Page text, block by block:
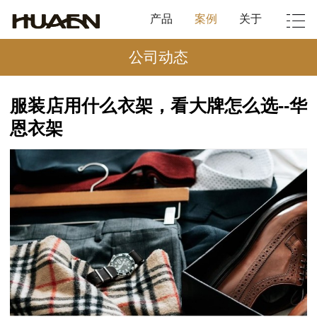
产品 案例 关于
公司动态
服装店用什么衣架，看大牌怎么选--华
恩衣架